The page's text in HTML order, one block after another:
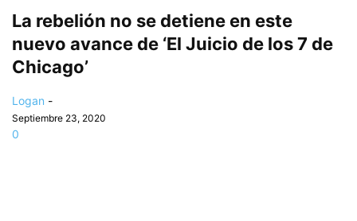
La rebelión no se detiene en este
nuevo avance de ‘El Juicio de los 7 de
Chicago’
Logan -
Septiembre 23, 2020
0